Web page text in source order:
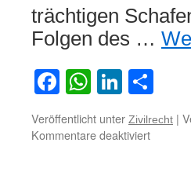
trächtigen
Folgen des …
Facebook
Veröffentlicht unter Zivilrecht |
Kommentare deaktiviertfür